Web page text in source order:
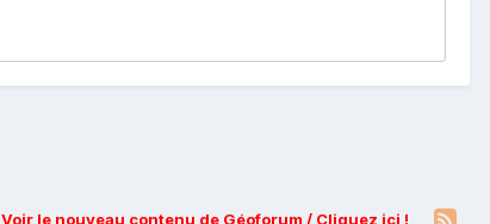
Voir le nouveau contenu de Géoforum / Cliquez ici !